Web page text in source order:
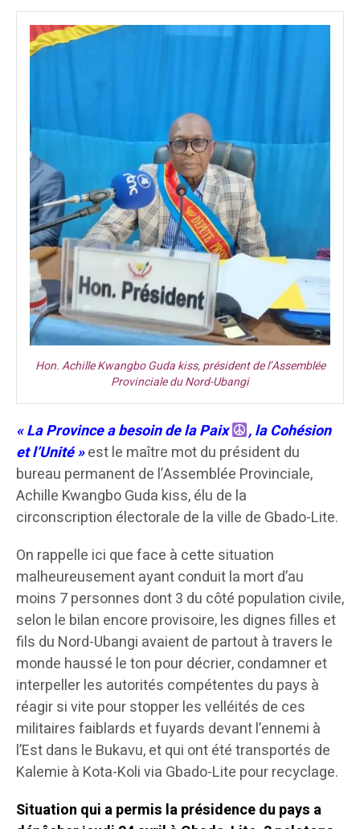
Hon. Achille Kwangbo Guda kiss, président de l’Assemblée
Provinciale du Nord-Ubangi
« La Province a besoin de la Paix
, la Cohésion
et l’Unité »est le maître mot du président du
bureau permanent de l’Assemblée Provinciale,
Achille Kwangbo Guda kiss, élu de la
circonscription électorale de la ville de Gbado-Lite.
On rappelle ici que face à cette situation
malheureusement ayant conduit la mort d’au
moins 7 personnes dont 3 du côté population civile,
selon le bilan encore provisoire, les dignes filles et
fils du Nord-Ubangi avaient de partout à travers le
monde haussé le ton pour décrier, condamner et
interpeller les autorités compétentes du pays à
réagir si vite pour stopper les velléités de ces
militaires faiblards et fuyards devant l’ennemi à
l’Est dans le Bukavu, et qui ont été transportés de
Kalemie à Kota-Koli via Gbado-Lite pour recyclage.
Situation qui a permis la présidence du pays a